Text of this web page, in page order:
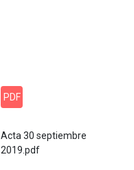
PDF
Acta 30 septiembre
2019.pdf